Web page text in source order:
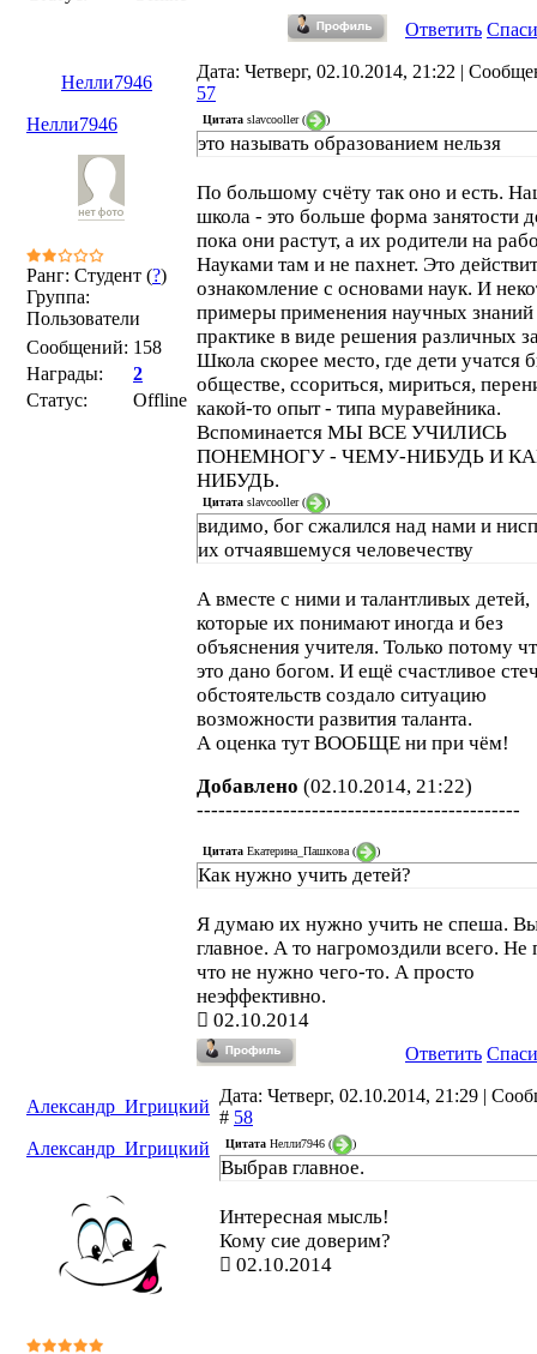
Ответить
Нелли7946
Дата: Четверг, 02.10.2014, 21:22 |
57
Нелли7946
Ранг: Студент (?)
Группа:
Пользователи
Сообщений: 158
Награды:
2
Статус:
Offline
Цитата slavcooller( )
это называть образованием нельзя
По большому счёту так оно и есть.
школа - это больше форма занятости
пока они растут, а их родители на
Науками там и не пахнет. Это
ознакомление с основами наук. И
примеры применения научных знаний
практике в виде решения различных
Школа скорее место, где дети учатся
обществе, ссориться, мириться,
какой-то опыт - типа муравейника.
Вспоминается МЫ ВСЕ УЧИЛИСЬ
ПОНЕМНОГУ - ЧЕМУ-НИБУДЬ И
НИБУДЬ.
Цитата slavcooller( )
видимо, бог сжалился над нами и
их отчаявшемуся человечеству
А вместе с ними и талантливых детей,
которые их понимают иногда и без
объяснения учителя. Только потому
это дано богом. И ещё счастливое
обстоятельств создало ситуацию
возможности развития таланта.
А оценка тут ВООБЩЕ ни при чём!
Добавлено (02.10.2014, 21:22)
---------------------------------------------
Цитата Екатерина_Пашкова ( )
Как нужно учить детей?
Я думаю их нужно учить не спеша.
главное. А то нагромоздили всего. Не
что не нужно чего-то. А просто
неэффективно.
02.10.2014
Ответить
Александр_Игрицкий
Дата: Четверг, 02.10.2014, 21:29 |
# 58
Александр_Игрицкий
Цитата Нелли7946 ( )
Выбрав главное.
Интересная мысль!
Кому сие доверим?
02.10.2014